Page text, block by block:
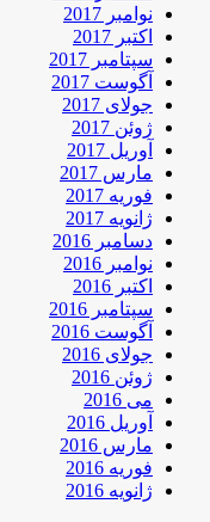
نوامبر 2017
اکتبر 2017
سپتامبر 2017
آگوست 2017
جولای 2017
ژوئن 2017
آوریل 2017
مارس 2017
فوریه 2017
ژانویه 2017
دسامبر 2016
نوامبر 2016
اکتبر 2016
سپتامبر 2016
آگوست 2016
جولای 2016
ژوئن 2016
می 2016
آوریل 2016
مارس 2016
فوریه 2016
ژانویه 2016